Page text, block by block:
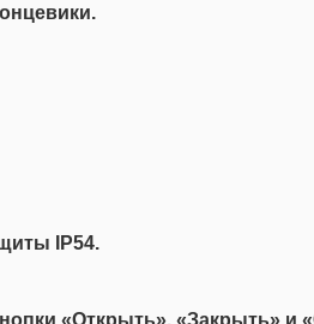
IP54.
«Открыть», «Закрыть» и